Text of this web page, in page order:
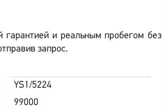
гарантией и реальным пробегом без
запрос.
YS1/5224
99000